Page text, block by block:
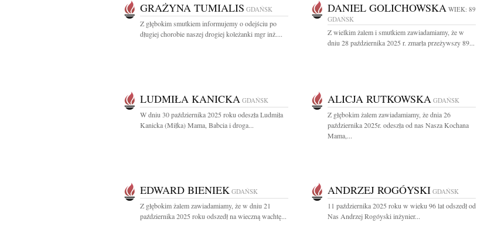
GRAŻYNA TUMIALIS GDAŃSK
Z głębokim smutkiem informujemy o odejściu po
długiej chorobie naszej drogiej koleżanki mgr inż....
DANIEL GOLICHOWSKA WIEK: 89
GDAŃSK
Z wielkim żalem i smutkiem zawiadamiamy, że w
dniu 28 października 2025 r. zmarła przeżywszy 89...
LUDMIŁA KANICKA GDAŃSK
W dniu 30 października 2025 roku odeszła Ludmiła
Kanicka (Miłka) Mama, Babcia i droga...
ALICJA RUTKOWSKA GDAŃSK
Z głębokim żalem zawiadamiamy, że dnia 26
października 2025r. odeszła od nas Nasza Kochana
Mama,...
EDWARD BIENIEK GDAŃSK
Z głębokim żalem zawiadamiamy, że w dniu 21
października 2025 roku odszedł na wieczną wachtę...
ANDRZEJ ROGÓYSKI GDAŃSK
11 października 2025 roku w wieku 96 lat odszedł od
Nas Andrzej Rogóyski inżynier...